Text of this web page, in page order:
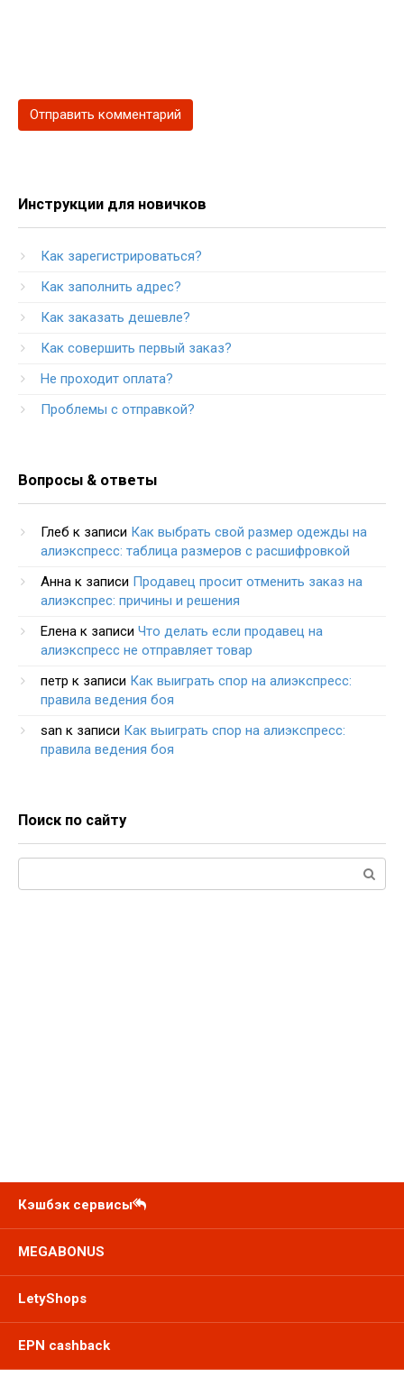
Инструкции для новичков
Как зарегистрироваться?
Как заполнить адрес?
Как заказать дешевле?
Как совершить первый заказ?
Не проходит оплата?
Проблемы с отправкой?
Вопросы & ответы
Глеб к записи Как выбрать свой размер одежды на
алиэкспресс: таблица размеров с расшифровкой
Анна к записи Продавец просит отменить заказ на
алиэкспрес: причины и решения
Елена к записи Что делать если продавец на
алиэкспресс не отправляет товар
петр к записи Как выиграть спор на алиэкспресс:
правила ведения боя
san к записи Как выиграть спор на алиэкспресс:
правила ведения боя
Поиск по сайту
Кэшбэк сервисы
MEGABONUS
LetyShops
EPN cashback